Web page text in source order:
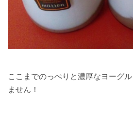
ここまでのっぺりと濃厚なヨーグ
ません！